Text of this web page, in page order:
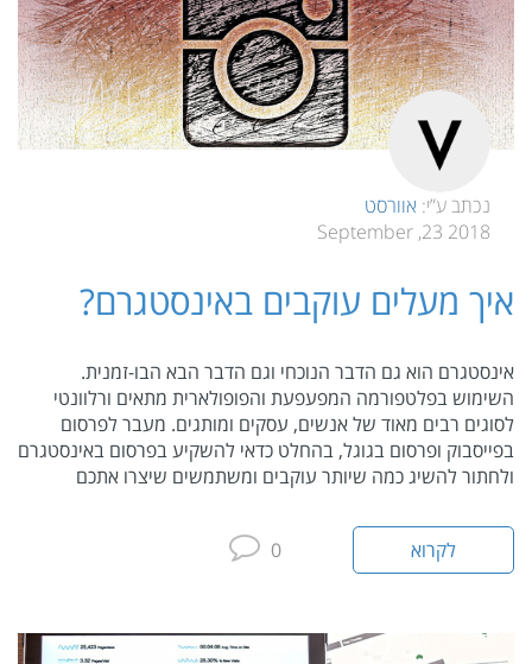
נכתב ע”י: אוורסט
2018 23, September
איך מעלים עוקבים באינסטגרם?
אינסטגרם הוא גם הדבר הנוכחי וגם הדבר הבא הבו-זמנית.
השימוש בפלטפורמה המפעפעת והפופולארית מתאים ורלוונטי
לסוגים רבים מאוד של אנשים, עסקים ומותגים. מעבר לפרסום
בפייסבוק ופרסום בגוגל, בהחלט כדאי להשקיע בפרסום באינסטגרם
ולחתור להשיג כמה שיותר עוקבים ומשתמשים שיצרו אתכם
לקרוא 0